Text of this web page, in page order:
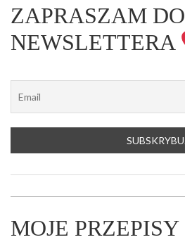
ZAPRASZAM DO
NEWSLETTERA
MOJE PRZEPISY